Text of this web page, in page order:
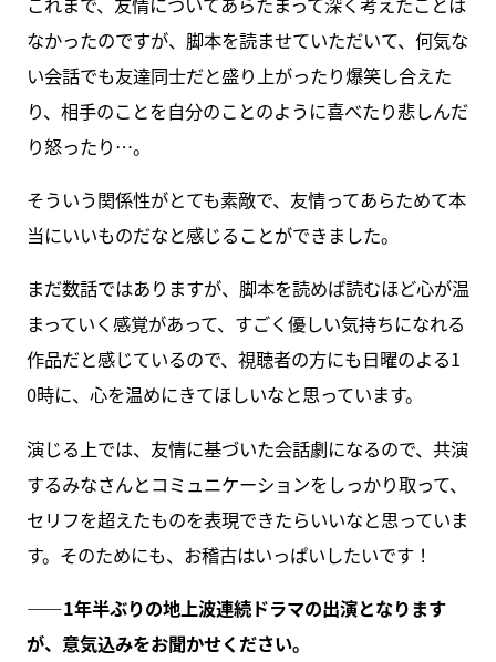
なかったのですが、脚本を読ませていただいて、何気な
い会話でも友達同士だと盛り上がったり爆笑し合えた
り、相手のことを自分のことのように喜べたり悲しんだ
り怒ったり…。
そういう関係性がとても素敵で、友情ってあらためて本
当にいいものだなと感じることができました。
まだ数話ではありますが、脚本を読めば読むほど心が温
まっていく感覚があって、すごく優しい気持ちになれる
作品だと感じているので、視聴者の方にも日曜のよる1
0時に、心を温めにきてほしいなと思っています。
演じる上では、友情に基づいた会話劇になるので、共演
するみなさんとコミュニケーションをしっかり取って、
セリフを超えたものを表現できたらいいなと思っていま
す。そのためにも、お稽古はいっぱいしたいです！
――1年半ぶりの地上波連続ドラマの出演となります
が、意気込みをお聞かせください。